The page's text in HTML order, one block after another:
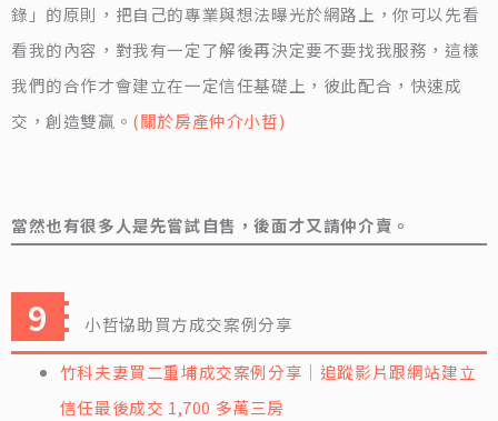
錄」的原則，把自己的專業與想法曝光於網路上，你可以先看
看我的內容，對我有一定了解後再決定要不要找我服務，這樣
我們的合作才會建立在一定信任基礎上，彼此配合，快速成
交，創造雙贏。 (關於房產仲介小哲)
當然也有很多人是先嘗試自售，後面才又請仲介賣。
小哲協助買方成交案例分享
竹科夫妻買二重埔成交案例分享｜追蹤影片跟網站建立
信任最後成交 1,700 多萬三房